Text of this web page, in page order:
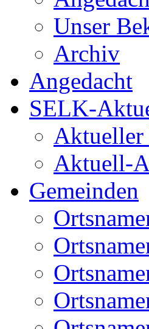
Unser
Archiv
Angedacht
SELK-
Aktuell-
Gemeinden